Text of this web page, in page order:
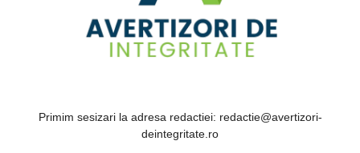
Primim sesizari la adresa redactiei: redactie@avertizori-
deintegritate.ro